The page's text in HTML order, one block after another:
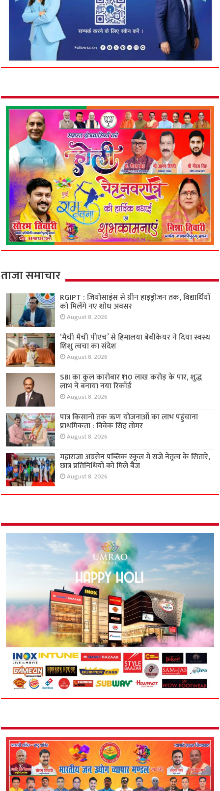
ताजा समाचार
RGIPT : जियोसाइंस से ग्रीन हाइड्रोजन तक, विद्यार्थियों
को मिलेंगे नए शोध अवसर
August 8, 2026
‘मैची मैची पीएच’ से हिमालया बेबीकेयर ने दिया स्वस्थ
शिशु त्वचा का संदेश
August 8, 2026
SBI का कुल कारोबार ₹110 लाख करोड़ के पार, शुद्ध
लाभ ने बनाया नया रिकॉर्ड
August 8, 2026
पात्र किसानों तक ऋण योजनाओं का लाभ पहुंचाना
प्राथमिकता : विवेक सिंह तोमर
August 8, 2026
महाराजा अग्रसेन पब्लिक स्कूल में सजे नेतृत्व के सितारे,
छात्र प्रतिनिधियों को मिले बैज
August 8, 2026